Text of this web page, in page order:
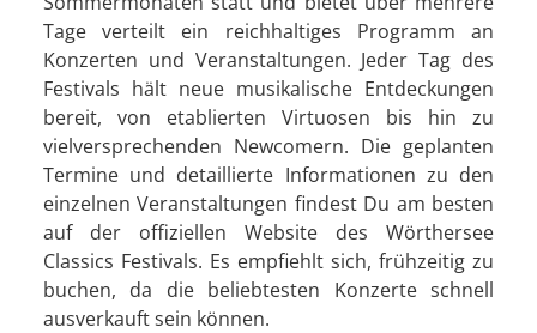
Tage verteilt ein reichhaltiges Programm an
Konzerten und Veranstaltungen. Jeder Tag des
Festivals hält neue musikalische Entdeckungen
bereit, von etablierten Virtuosen bis hin zu
vielversprechenden Newcomern. Die geplanten
Termine und detaillierte Informationen zu den
einzelnen Veranstaltungen findest Du am besten
auf der offiziellen Website des Wörthersee
Classics Festivals. Es empfiehlt sich, frühzeitig zu
buchen, da die beliebtesten Konzerte schnell
ausverkauft sein können.